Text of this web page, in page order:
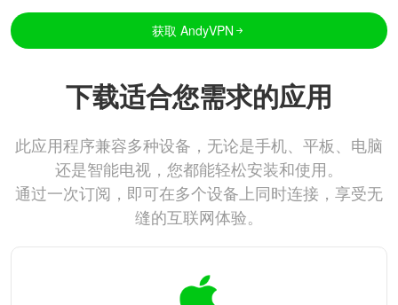
获取 AndyVPN
下载适合您需求的应用
此应用程序兼容多种设备，无论是手机、平板、电脑
还是智能电视，您都能轻松安装和使用。
通过一次订阅，即可在多个设备上同时连接，享受无
缝的互联网体验。